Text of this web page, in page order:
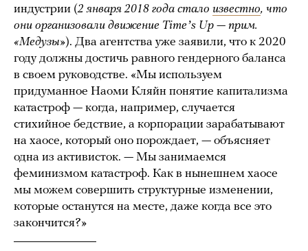
индустрии (2 января 2018 года стало известно, что
они организовали движение Timeʼs Up — прим.
«Медузы»). Два агентства уже заявили, что к 2020
году должны достичь равного гендерного баланса
в своем руководстве. «Мы используем
придуманное Наоми Кляйн понятие капитализма
катастроф — когда, например, случается
стихийное бедствие, а корпорации зарабатывают
на хаосе, который оно порождает, — объясняет
одна из активисток. — Мы занимаемся
феминизмом катастроф. Как в нынешнем хаосе
мы можем совершить структурные изменении,
которые останутся на месте, даже когда все это
закончится?»